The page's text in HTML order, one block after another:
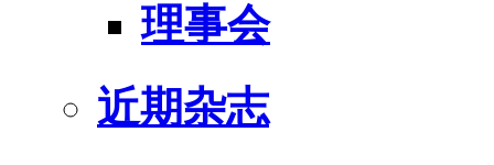
理事会
近期杂志